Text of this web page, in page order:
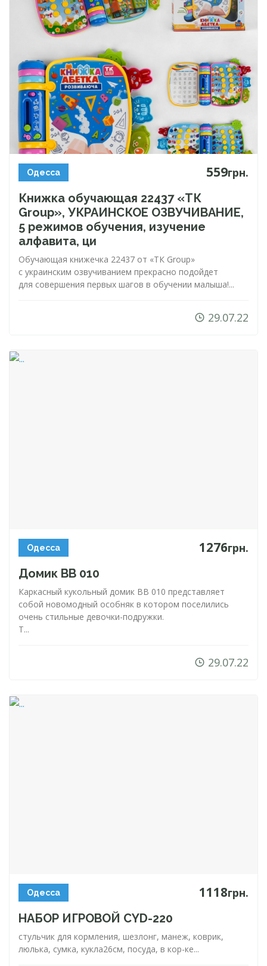
Одесса 559грн.
Книжка обучающая 22437 «ТК
Group», УКРАИНСКОЕ ОЗВУЧИВАНИЕ,
5 режимов обучения, изучение
алфавита, ци
Обучающая книжечка 22437 от «ТК Group»
с украинским озвучиванием прекрасно подойдет
для совершения первых шагов в обучении малыша!...
29.07.22
Одесса 1276грн.
Домик ВВ 010
Каркасный кукольный домик BB 010 представляет
собой новомодный особняк в котором поселились
очень стильные девочки-подружки.
Т...
29.07.22
Одесса 1118грн.
НАБОР ИГРОВОЙ CYD-220
стульчик для кормления, шезлонг, манеж, коврик,
люлька, сумка, кукла26см, посуда, в кор-ке...